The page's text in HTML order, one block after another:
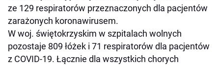
ze 129 respiratorów przeznaczonych dla pacjentów
zarażonych koronawirusem.
W woj. świętokrzyskim w szpitalach wolnych
pozostaje 809 łóżek i 71 respiratorów dla pacjentów
z COVID-19. Łącznie dla wszystkich chorych